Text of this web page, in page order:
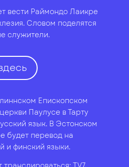
вести Раймондо Лаикре
Словом поделятся
служители.
Епископском
Паулусе в Тарту
язык. В Эстонском
будет перевод на
и финский языки.